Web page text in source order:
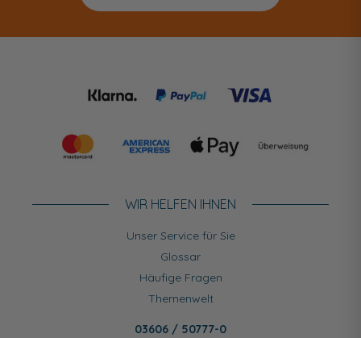
WIR HELFEN IHNEN
Unser Service für Sie
Glossar
Häufige Fragen
Themenwelt
03606 / 50777-0